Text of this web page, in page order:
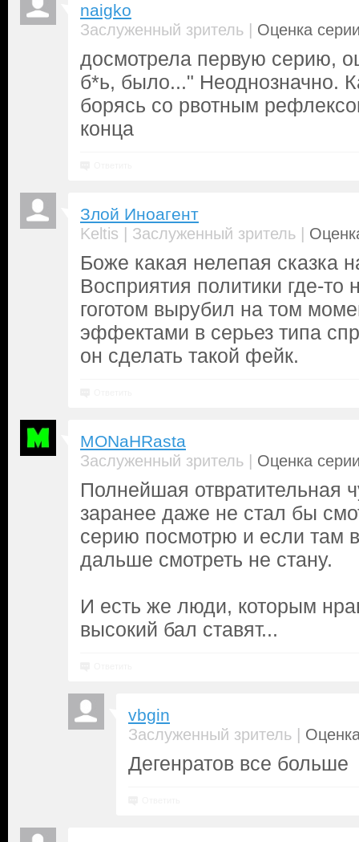
naigko
Заслуженный зритель | Оценка
досмотрела первую серию,
б*ь, было..." Неоднозначно.
борясь со рвотным
конца
Злой Иноагент
Keltis | Заслуженный зритель |
Боже какая нелепая сказка
Восприятия политики где-то
гоготом вырубил на том
эффектами в серьез типа
он сделать такой фейк.
MONaHRasta
Заслуженный зритель | Оценка
Полнейшая отвратительная
заранее даже не стал бы
серию посмотрю и если там
дальше смотреть не стану.
И есть же люди, которым
высокий бал ставят...
vbgin
Заслуженный зритель |
Дегенратов все больше